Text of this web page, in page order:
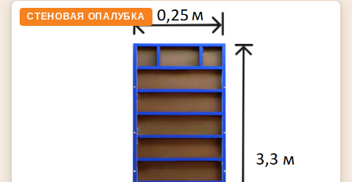
СТЕНОВАЯ ОПАЛУБКА